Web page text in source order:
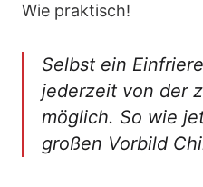
Wie praktisch!
Selbst ein
jederzeit von der
möglich. So wie
großen Vorbild